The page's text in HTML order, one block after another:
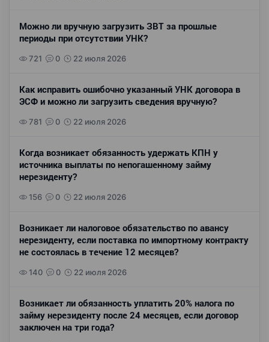
Можно ли вручную загрузить ЗВТ за прошлые
периоды при отсутствии УНК?
721 0 22 июля 2026
Как исправить ошибочно указанный УНК договора в
ЭСФ и можно ли загрузить сведения вручную?
781 0 22 июля 2026
Когда возникает обязанность удержать КПН у
источника выплаты по непогашенному займу
нерезиденту?
156 0 22 июля 2026
Возникает ли налоговое обязательство по авансу
нерезиденту, если поставка по импортному контракту
не состоялась в течение 12 месяцев?
140 0 22 июля 2026
Возникает ли обязанность уплатить 20% налога по
займу нерезиденту после 24 месяцев, если договор
заключен на три года?